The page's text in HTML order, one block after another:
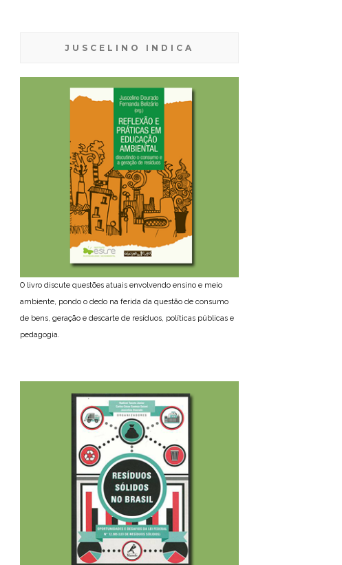
JUSCELINO INDICA
O livro discute questões atuais envolvendo ensino e meio
ambiente, pondo o dedo na ferida da questão de consumo
de bens, geração e descarte de resíduos, políticas públicas e
pedagogia.